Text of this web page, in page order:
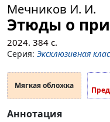
Мечников И. И.
Этюды о
2024. 384 с.
Серия: Эксклюзивная
Мягкая обложка
Аннотация